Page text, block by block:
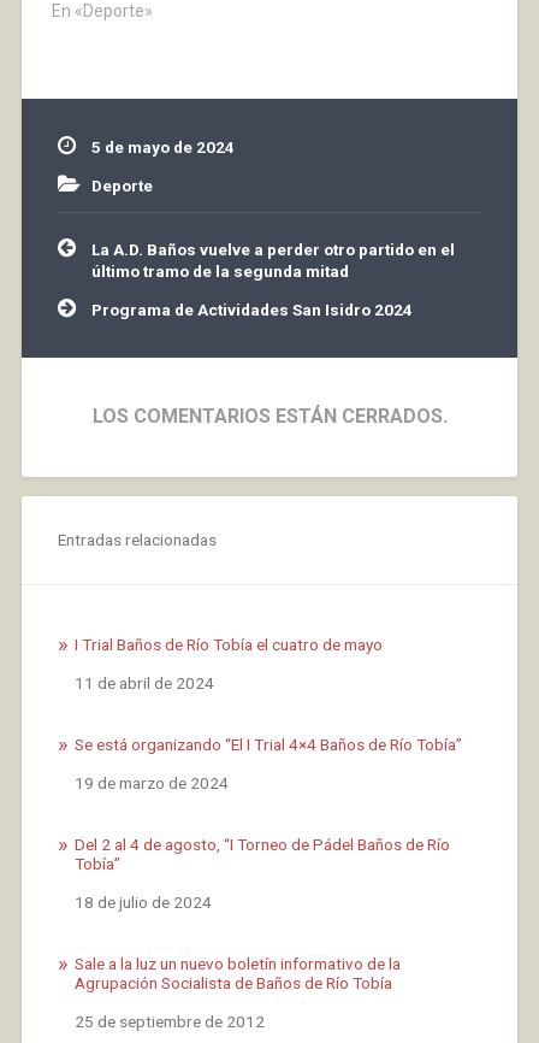
En «Deporte»
5 de mayo de 2024
Deporte
Navegación
de
entradas
La A.D. Baños vuelve a perder otro partido en el
último tramo de la segunda mitad
Programa de Actividades San Isidro 2024
LOS COMENTARIOS ESTÁN CERRADOS.
Entradas relacionadas
I Trial Baños de Río Tobía el cuatro de mayo
Fecha
11 de abril de 2024
Se está organizando “El I Trial 4×4 Baños de Río Tobía”
Fecha
19 de marzo de 2024
Del 2 al 4 de agosto, “I Torneo de Pádel Baños de Río
Tobía”
Fecha
18 de julio de 2024
Sale a la luz un nuevo boletín informativo de la
Agrupación Socialista de Baños de Río Tobía
Fecha
25 de septiembre de 2012